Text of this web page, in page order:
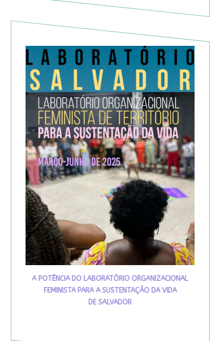
A POTÊNCIA DO LABORATÓRIO ORGANIZACIONAL
FEMINISTA PARA A SUSTENTAÇÃO DA VIDA
DE SALVADOR